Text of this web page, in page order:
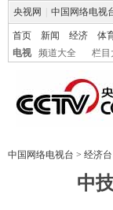
央视网 中国网络电视
首页 新闻 经济 体
电视
频道大全 栏目
中国网络电视台 > 经济台
中